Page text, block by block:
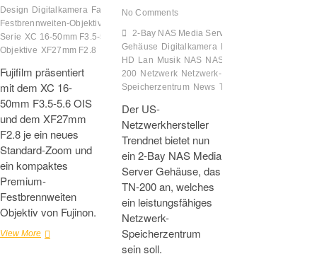
Design Digitalkamera Familie Foto Fujifilm Fujinon
Festbrennweiten-Objektiv
Serie XC 16-50mm F3.5-5.6 OIS XC-Objektive XF-
Objektive XF27mm F2.8
Fujifilm präsentiert
mit dem XC 16-
50mm F3.5-5.6 OIS
und dem XF27mm
F2.8 je ein neues
Standard-Zoom und
ein kompaktes
Premium-
Festbrennweiten
Objektiv von Fujinon.
View MoreZwei
No Comments
2-Bay NAS Media Server
Gehäuse Digitalkamera Familie
HD Lan Musik NAS NAS Media Server TN-
200 Netzwerk Netzwerk-
Speicherzentrum News Test
Der US-
Netzwerkhersteller
Trendnet bietet nun
ein 2-Bay NAS Media
Server Gehäuse, das
TN-200 an, welches
ein leistungsfähiges
Netzwerk-
Speicherzentrum
sein soll.